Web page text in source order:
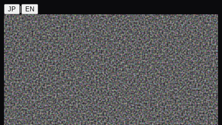
JP | EN